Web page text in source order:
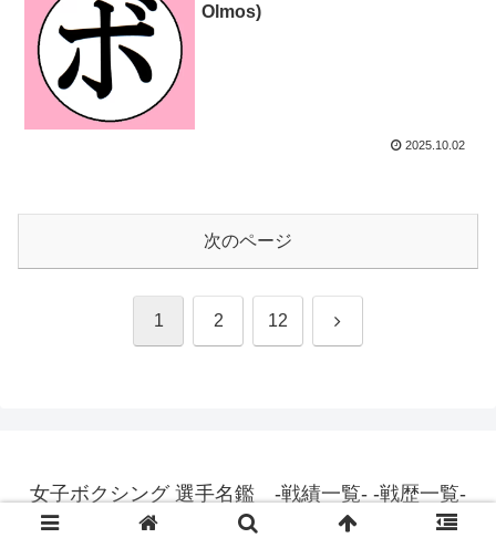
Olmos)
2025.10.02
次のページ
1 2 12 次
女子ボクシング 選手名鑑 -戦績一覧- -戦歴一覧-
© 2015 女子ボクシング 選手名鑑 -戦績一覧- -戦歴一覧-.